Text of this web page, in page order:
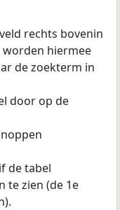
rechts bovenin
worden hiermee
de zoekterm in
door op de
de tabel
te zien (de 1e